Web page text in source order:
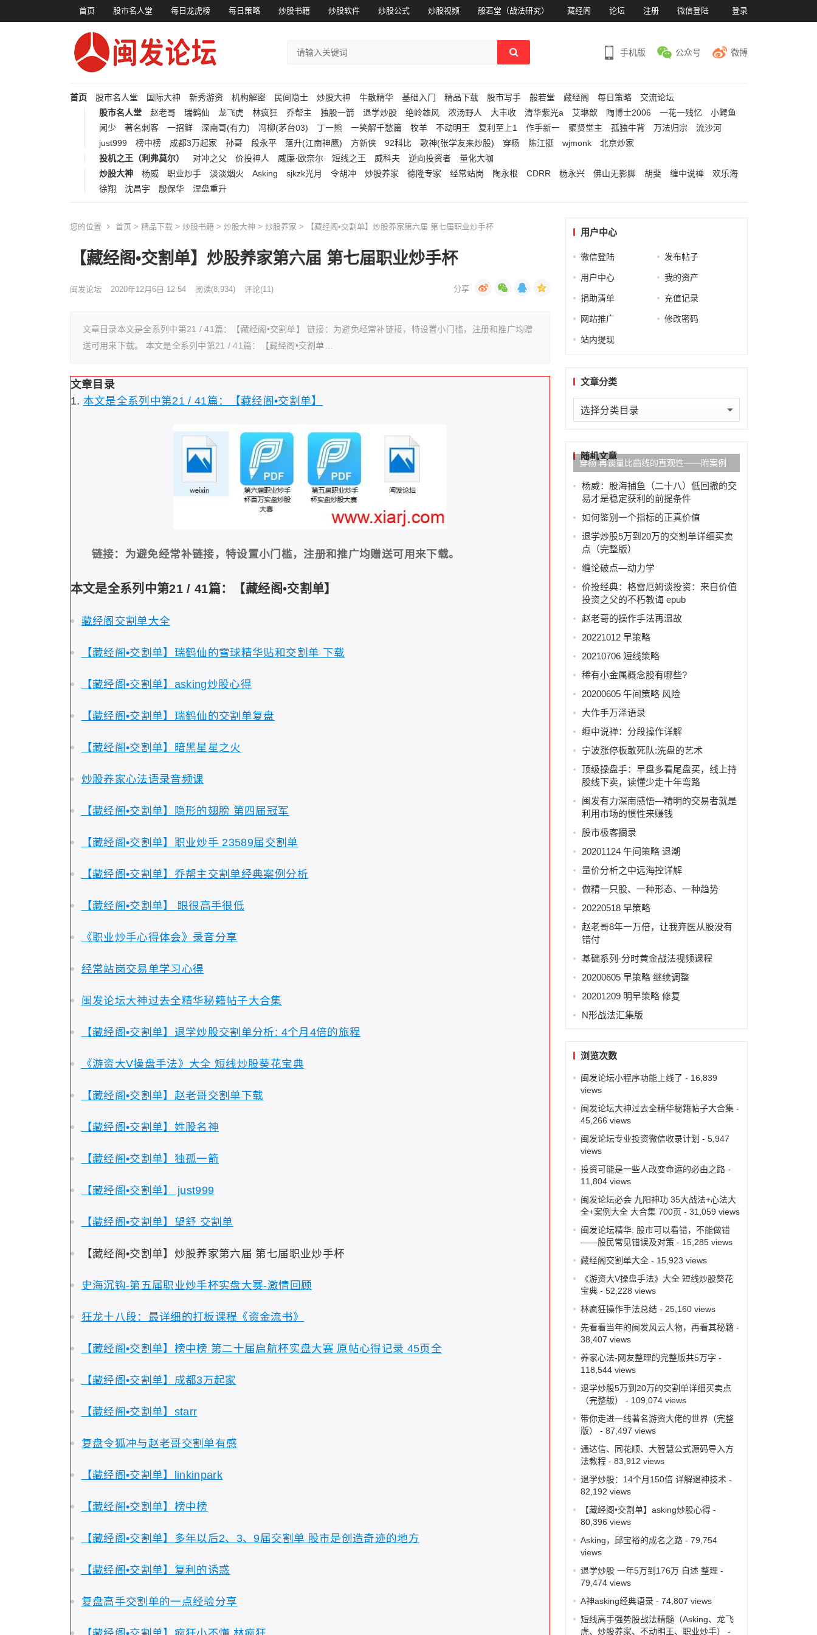
首页 股市名人堂 每日龙虎榜 每日策略 炒股书籍 炒股软件 炒股公式 炒股视频 般若堂（战法研究） 藏经阁 论坛 注册 微信登陆 登录
手机版 公众号 微博
首页 股市名人堂 国际大神 新秀游资 机构解密 民间隐士 炒股大神 牛散精华 基础入门 精品下载 股市写手 般若堂 藏经阁 每日策略
交流论坛
股市名人堂
赵老哥 瑞鹤仙 龙飞虎 林疯狂 乔帮主 独股一箭 退学炒股 绝岭雄风 浓汤野人 大丰收 清华紫光a 艾琳歆 陶博士2006 一花一残忆
小鳄鱼
闻少
著名刺客 一招鲜 深南哥(有力) 冯柳(茅台03) 丁一熊 一笑解千愁篇 牧羊 不动明王 复利至上1 作手新一 聚贤堂主 孤独牛背 万法归宗
流沙河
just999
榜中榜 成都3万起家 孙哥 段永平 落升(江南神鹰) 方新侠 92科比 歌神(张学友来炒股) 穿杨 陈江挺 wjmonk
北京炒家
投机之王（利弗莫尔）
对冲之父 价投神人 威廉·欧奈尔 短线之王 威科夫 逆向投资者
量化大咖
炒股大神
杨威 职业炒手 淡淡烟火 Asking sjkzk光月 令胡冲 炒股养家 德隆专家 经常站岗 陶永根 CDRR 杨永兴 佛山无影脚 胡斐 缠中说禅
欢乐海
徐翔
沈昌宇 殷保华 涅盘重升
您的位置 首页 > 精品下载> 炒股书籍 > 炒股大神 > 炒股养家 > 【藏经阁•交割单】炒股养家第六届 第七届职业炒手杯
【藏经阁•交割单】炒股养家第六届 第七届职业炒手杯
闽发论坛 2020年12月6日 12:54 阅读(8,934) 评论(11)
文章目录本文是全系列中第21 / 41篇：【藏经阁•交割单】 链接：为避免经常补链接，特设置小门槛，注册和推广均赠
送可用来下载。 本文是全系列中第21 / 41篇：【藏经阁•交割单…
文章目录
本文是全系列中第21 / 41篇：【藏经阁•交割单】
链接：为避免经常补链接，特设置小门槛，注册和推广均赠送可用来下载。
本文是全系列中第21 / 41篇：【藏经阁•交割单】
藏经阁交割单大全
【藏经阁•交割单】瑞鹤仙的雪球精华贴和交割单 下载
【藏经阁•交割单】asking炒股心得
【藏经阁•交割单】瑞鹤仙的交割单复盘
【藏经阁•交割单】暗黑星星之火
炒股养家心法语录音频课
【藏经阁•交割单】隐形的翅膀 第四届冠军
【藏经阁•交割单】职业炒手 23589届交割单
【藏经阁•交割单】乔帮主交割单经典案例分析
【藏经阁•交割单】 眼很高手很低
《职业炒手心得体会》录音分享
经常站岗交易单学习心得
闽发论坛大神过去全精华秘籍帖子大合集
【藏经阁•交割单】退学炒股交割单分析: 4个月4倍的旅程
《游资大V操盘手法》大全 短线炒股葵花宝典
【藏经阁•交割单】赵老哥交割单下载
【藏经阁•交割单】姓股名神
【藏经阁•交割单】独孤一箭
【藏经阁•交割单】 just999
【藏经阁•交割单】望舒 交割单
【藏经阁•交割单】炒股养家第六届 第七届职业炒手杯
史海沉钩-第五届职业炒手杯实盘大赛-激情回顾
狂龙十八段：最详细的打板课程《资金流书》
【藏经阁•交割单】榜中榜 第二十届启航杯实盘大赛 原帖心得记录 45页全
【藏经阁•交割单】成都3万起家
【藏经阁•交割单】starr
复盘令狐冲与赵老哥交割单有感
【藏经阁•交割单】linkinpark
【藏经阁•交割单】榜中榜
【藏经阁•交割单】多年以后2、3、9届交割单 股市是创造奇迹的地方
【藏经阁•交割单】复利的诱惑
复盘高手交割单的一点经验分享
用户中心
微信登陆 发布帖子
用户中心 我的资产
捐助清单 充值记录
网站推广 修改密码
站内提现
文章分类
文
章
类随机文章
穿杨 再谈量比曲线的直观性——附案例
杨威：股海捕鱼（二十八）低回撤的交
易才是稳定获利的前提条件
如何鉴别一个指标的正真价值
退学炒股5万到20万的交割单详细买卖
点（完整版）
缠论破点—动力学
价投经典：格雷厄姆谈投资：来自价值
投资之父的不朽教诲 epub
赵老哥的操作手法再温故
20221012 早策略
20210706 短线策略
稀有小金属概念股有哪些?
20200605 午间策略 风险
大作手万泽语录
缠中说禅：分段操作详解
宁波涨停板敢死队:洗盘的艺术
顶级操盘手：早盘多看尾盘买，线上持
股线下卖，读懂少走十年弯路
闽发有力深南感悟—精明的交易者就是
利用市场的惯性来赚钱
股市极客摘录
20201124 午间策略 退潮
量价分析之中远海控详解
做精一只股、一种形态、一种趋势
20220518 早策略
赵老哥8年一万倍，让我弃医从股没有
错付
基础系列-分时黄金战法视频课程
20200605 早策略 继续调整
20201209 明早策略 修复
N形战法汇集版
浏览次数
闽发论坛小程序功能上线了 - 16,839
views
闽发论坛大神过去全精华秘籍帖子大合集-
45,266 views
闽发论坛专业投资微信收录计划 - 5,947
views
投资可能是一些人改变命运的必由之路-
11,804 views
闽发论坛必会 九阳神功 35大战法+心法大
全+案例大全 大合集 700页 - 31,059 views
闽发论坛精华: 股市可以看错，不能做错
——股民常见错误及对策- 15,285 views
藏经阁交割单大全- 15,923 views
《游资大V操盘手法》大全 短线炒股葵花
宝典- 52,228 views
林疯狂操作手法总结- 25,160 views
先看看当年的闽发风云人物，再看其秘籍-
38,407 views
养家心法-网友整理的完整版共5万字 -
118,544 views
退学炒股5万到20万的交割单详细买卖点
（完整版）
- 109,074 views
带你走进一线著名游资大佬的世界（完整
版）
- 87,497 views
通达信、同花顺、大智慧公式源码导入方
法教程- 83,912 views
退学炒股：14个月150倍 详解退神技术 -
82,192 views
【藏经阁•交割单】asking炒股心得-
80,396 views
Asking，邱宝裕的成名之路- 79,754
views
退学炒股 一年5万到176万 自述 整理 -
79,474 views
A神asking经典语录- 74,807 views
短线高手强势股战法精髓（Asking、龙飞
虎、炒股养家、不动明王、职业炒手）
-